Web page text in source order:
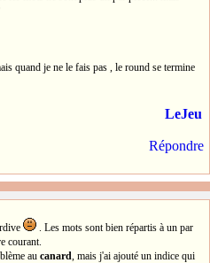
quand je ne le fais pas , le round se termine
LeJeu
Répondre
. Les mots sont bien répartis à un par
courant.
au canard , mais j'ai ajouté un indice qui